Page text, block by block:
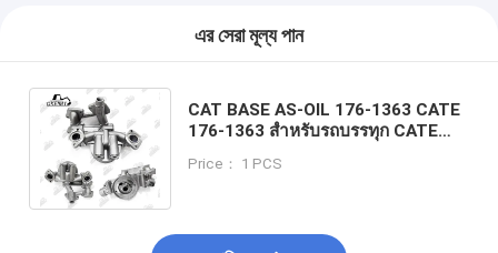
এর সেরা মূল্য পান
CAT BASE AS-OIL 176-1363 CATE
176-1363 สําหรับรถบรรทุก CATE
16 C16 C15
Price： 1 PCS